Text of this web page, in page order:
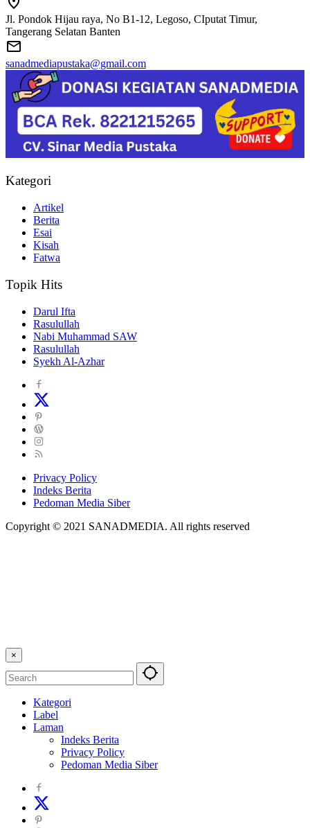
Jl. Pondok Hijau raya, No B1-12, Legoso, CIputat Timur,
Tangerang Selatan Banten
sanadmediapustaka@gmail.com
Kategori
Artikel
Berita
Esai
Kisah
Fatwa
Topik Hits
Darul Ifta
Rasulullah
Nabi Muhammad SAW
Rasulullah
Syekh Al-Azhar
Privacy Policy
Indeks Berita
Pedoman Media Siber
Copyright © 2021 SANADMEDIA. All rights reserved
×
Kategori
Label
Laman
Indeks Berita
Privacy Policy
Pedoman Media Siber